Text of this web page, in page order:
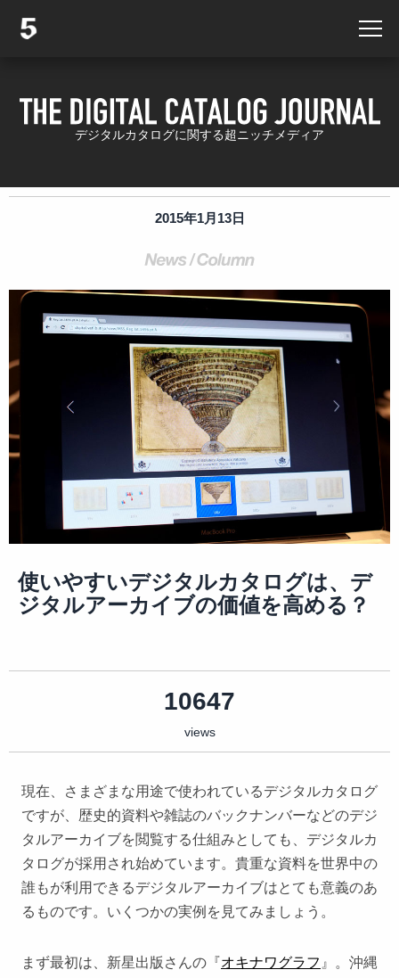
デジタルカタログに関する超ニッチメディア
2015年1月13日
使いやすいデジタルカタログは、デ
ジタルアーカイブの価値を高める？
10647
views
現在、さまざまな用途で使われているデジタルカタログ
ですが、歴史的資料や雑誌のバックナンバーなどのデジ
タルアーカイブを閲覧する仕組みとしても、デジタルカ
タログが採用され始めています。貴重な資料を世界中の
誰もが利用できるデジタルアーカイブはとても意義のあ
るものです。いくつかの実例を見てみましょう。
まず最初は、新星出版さんの『オキナワグラフ 』。沖縄